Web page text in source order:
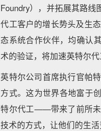
Foundry），并拓展其路
代工客户的增长势头及生
态系统合作伙伴，均确认
术的验证，将加速英特尔代
英特尔公司首席执行官帕
方式。这为世界各地富于
特尔代工——带来了前所未
技术的方式，让他们的生